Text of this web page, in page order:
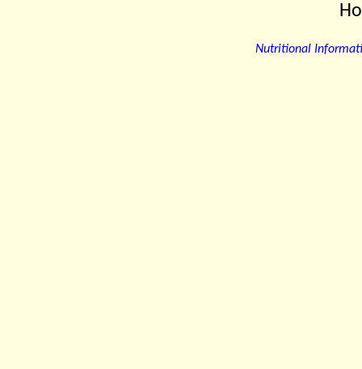
Nutritional